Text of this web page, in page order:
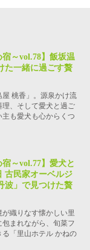
宿～vol.78】飯坂温
た一緒に過ごす贅
桃香」。源泉かけ流
理、そして愛犬と過ご
も愛犬も心からくつ
宿～vol.77】愛犬と
古民家オーベルジ
波」で見つけた贅
織りなす懐かしい里
まれながら、旬菜フ
「里山ホテル かねの